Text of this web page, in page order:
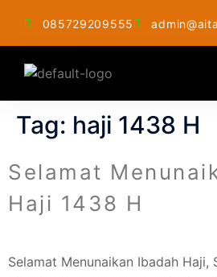
085729209555
Tag: haji 1438 H
Selamat
Haji 1438 H
Selamat Menunaikan Ibadah Haji,